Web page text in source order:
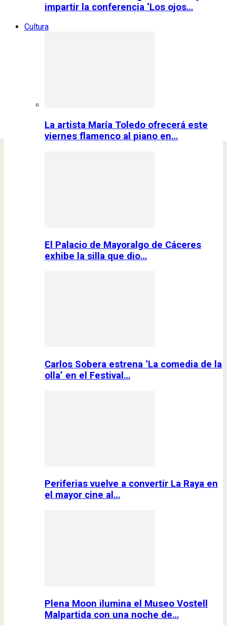
impartir la conferencia ‘Los ojos…
Cultura
La artista María Toledo ofrecerá este
viernes flamenco al piano en…
El Palacio de Mayoralgo de Cáceres
exhibe la silla que dio…
Carlos Sobera estrena ‘La comedia de la
olla’ en el Festival…
Periferias vuelve a convertir La Raya en
el mayor cine al…
Plena Moon ilumina el Museo Vostell
Malpartida con una noche de…